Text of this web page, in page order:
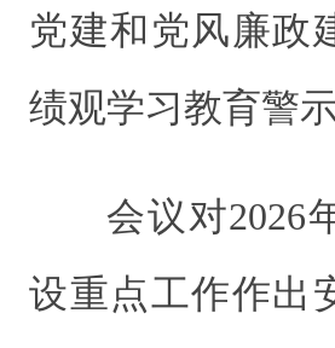
党建和党风廉政
绩观学习教育警
会议对2026
设重点工作作出